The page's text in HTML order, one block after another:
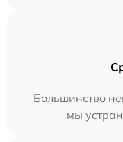
Большинство
мы